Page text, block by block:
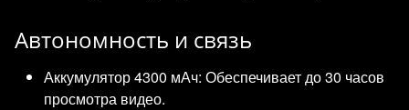
Автономность и связь
Аккумулятор 4300 мАч: Обеспечивает до 30 часов
просмотра видео.